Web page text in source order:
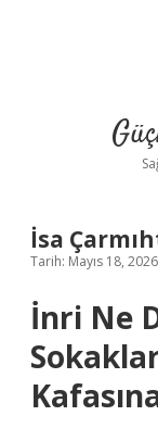
İsa
Tarih: Mayıs 18, 2026
İnri Ne